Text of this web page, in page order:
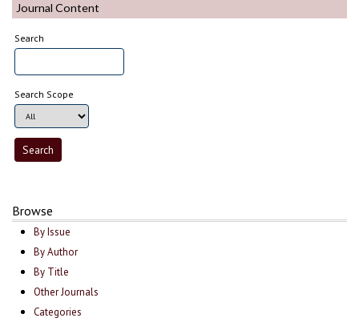
Journal Content
Search
Search Scope
Browse
By Issue
By Author
By Title
Other Journals
Categories